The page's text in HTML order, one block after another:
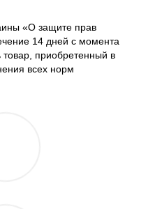
«О защите прав
14 дней с момента
товар, приобретенный в
всех норм